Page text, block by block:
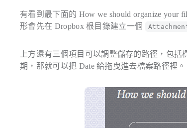
有看到最下面的 How we should organize your
形會先在 Dropbox 根目錄建立一個
上方還有三個項目可以調整儲存的路徑，包
期，那就可以把 Date 給拖曳進去檔案路徑裡。